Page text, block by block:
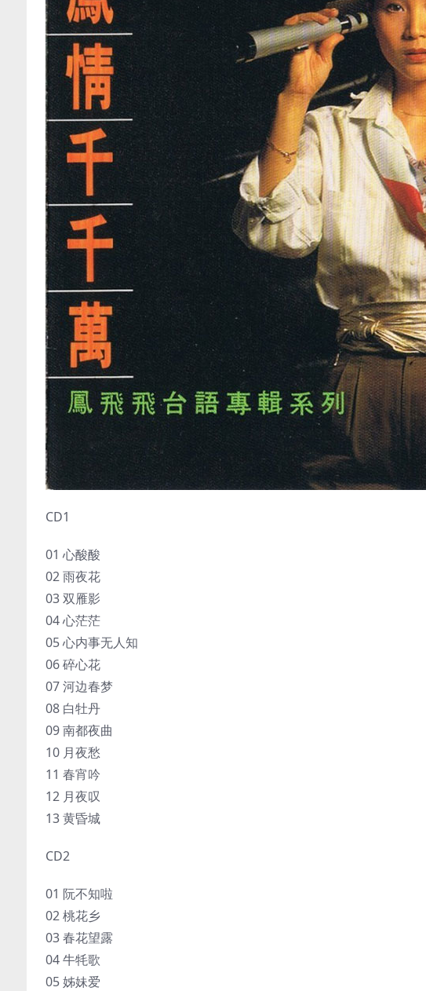
CD1
01 心酸酸
02 雨夜花
03 双雁影
04 心茫茫
05 心内事无人知
06 碎心花
07 河边春梦
08 白牡丹
09 南都夜曲
10 月夜愁
11 春宵吟
12 月夜叹
13 黄昏城
CD2
01 阮不知啦
02 桃花乡
03 春花望露
04 牛牦歌
05 姊妹爱